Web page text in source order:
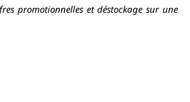
promotionnelles et déstockage sur une